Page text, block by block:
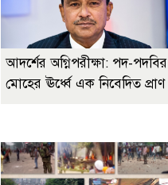
আদর্শের অগ্নিপরীক্ষা: পদ-পদবির
মোহের ঊর্ধ্বে এক নিবেদিত প্রাণ